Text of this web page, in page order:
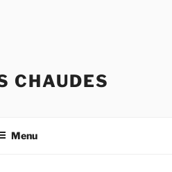
CHAUDES
Menu